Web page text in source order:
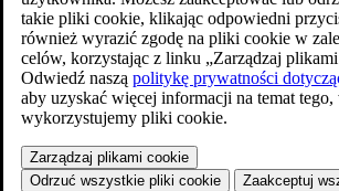
takie pliki cookie, klikając odpowiedni
również wyrazić zgodę na pliki cookie w
celów, korzystając z linku „Zarządzaj
Odwiedź naszą politykę prywatności
aby uzyskać więcej informacji na temat
wykorzystujemy pliki cookie.
Zarządzaj plikami cookie
Odrzuć wszystkie pliki cookie
Zaakceptuj